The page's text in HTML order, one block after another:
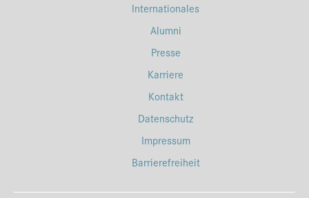
Internationales
Alumni
Presse
Karriere
Kontakt
Datenschutz
Impressum
Barrierefreiheit